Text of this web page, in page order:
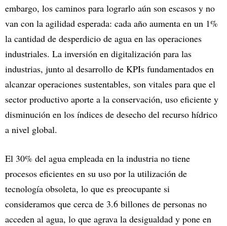
embargo, los caminos para lograrlo aún son escasos y no
van con la agilidad esperada: cada año aumenta en un 1%
la cantidad de desperdicio de agua en las operaciones
industriales. La inversión en digitalización para las
industrias, junto al desarrollo de KPIs fundamentados en
alcanzar operaciones sustentables, son vitales para que el
sector productivo aporte a la conservación, uso eficiente y
disminución en los índices de desecho del recurso hídrico
a nivel global.
El 30% del agua empleada en la industria no tiene
procesos eficientes en su uso por la utilización de
tecnología obsoleta, lo que es preocupante si
consideramos que cerca de 3.6 billones de personas no
acceden al agua, lo que agrava la desigualdad y pone en